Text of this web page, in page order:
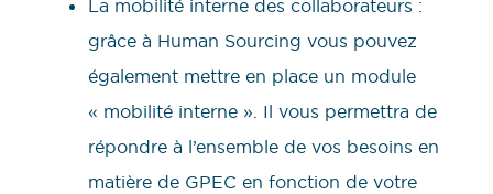
La mobilité interne des collaborateurs :
grâce à Human Sourcing vous pouvez
également mettre en place un module
« mobilité interne ». Il vous permettra de
répondre à l’ensemble de vos besoins en
matière de GPEC en fonction de votre